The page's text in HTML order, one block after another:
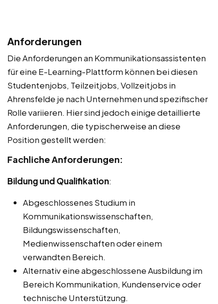
Anforderungen
Die Anforderungen an Kommunikationsassistenten
für eine E-Learning-Plattform können bei diesen
Studentenjobs, Teilzeitjobs, Vollzeitjobs in
Ahrensfelde je nach Unternehmen und spezifischer
Rolle variieren. Hier sind jedoch einige detaillierte
Anforderungen, die typischerweise an diese
Position gestellt werden:
Fachliche Anforderungen:
Bildung und Qualifikation:
Abgeschlossenes Studium in
Kommunikationswissenschaften,
Bildungswissenschaften,
Medienwissenschaften oder einem
verwandten Bereich.
Alternativ eine abgeschlossene Ausbildung im
Bereich Kommunikation, Kundenservice oder
technische Unterstützung.